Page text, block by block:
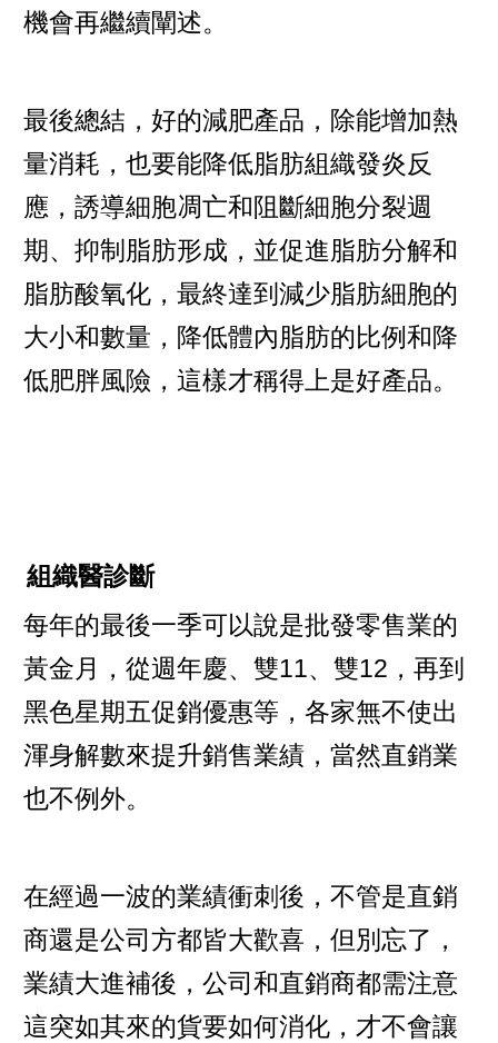
機會再繼續闡述。
最後總結，好的減肥產品，除能增加熱
量消耗，也要能降低脂肪組織發炎反
應，誘導細胞凋亡和阻斷細胞分裂週
期、抑制脂肪形成，並促進脂肪分解和
脂肪酸氧化，最終達到減少脂肪細胞的
大小和數量，降低體內脂肪的比例和降
低肥胖風險，這樣才稱得上是好產品。
組織醫診斷
每年的最後一季可以說是批發零售業的
黃金月，從週年慶、雙11、雙12，再到
黑色星期五促銷優惠等，各家無不使出
渾身解數來提升銷售業績，當然直銷業
也不例外。
在經過一波的業績衝刺後，不管是直銷
商還是公司方都皆大歡喜，但別忘了，
業績大進補後，公司和直銷商都需注意
這突如其來的貨要如何消化，才不會讓